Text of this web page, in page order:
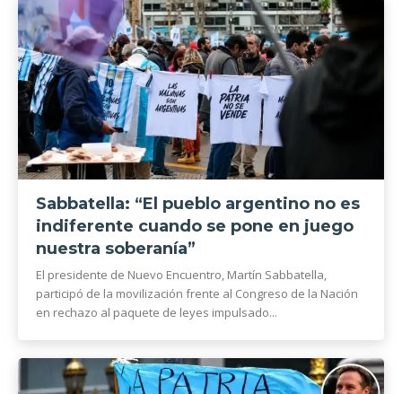
Sabbatella: “El pueblo argentino no es
indiferente cuando se pone en juego
nuestra soberanía”
El presidente de Nuevo Encuentro, Martín Sabbatella,
participó de la movilización frente al Congreso de la Nación
en rechazo al paquete de leyes impulsado...